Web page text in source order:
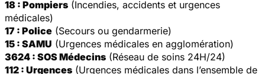
18 : Pompiers (Incendies, accidents et urgences
médicales)
17 : Police (Secours ou gendarmerie)
15 : SAMU (Urgences médicales en agglomération)
3624 : SOS Médecins (Réseau de soins 24H/24)
112 : Urgences (Urgences médicales dans l’ensemble de